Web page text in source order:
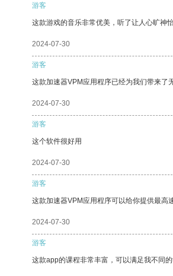
游客
这款游戏的音乐非常优美，听了让人心旷神怡
2024-07-30
游客
这款加速器VPM应用程序已经为我们带来了
2024-07-30
游客
这个软件很好用
2024-07-30
游客
这款加速器VPM应用程序可以给你提供最高
2024-07-30
游客
这款app的课程非常丰富，可以满足我不同